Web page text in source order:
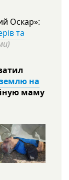
Оскар»:
та
на
маму